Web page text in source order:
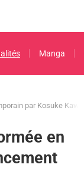
Manga
par Kosuke
en